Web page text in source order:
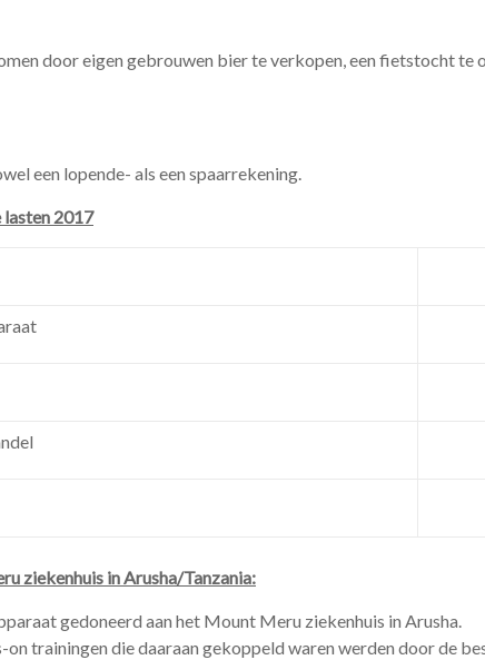
door eigen gebrouwen bier te verkopen, een fietstocht te
een lopende- als een spaarrekening.
lasten 2017
ziekenhuis in Arusha/Tanzania:
gedoneerd aan het Mount Meru ziekenhuis in Arusha.
on trainingen die daaraan gekoppeld waren werden door de